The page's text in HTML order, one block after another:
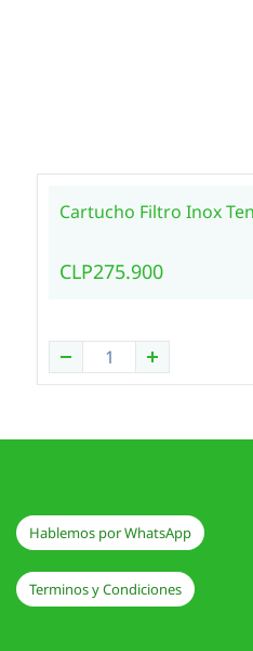
Cartucho Filtro Inox
CLP275.900
Hablemos por WhatsApp
Terminos y Condiciones